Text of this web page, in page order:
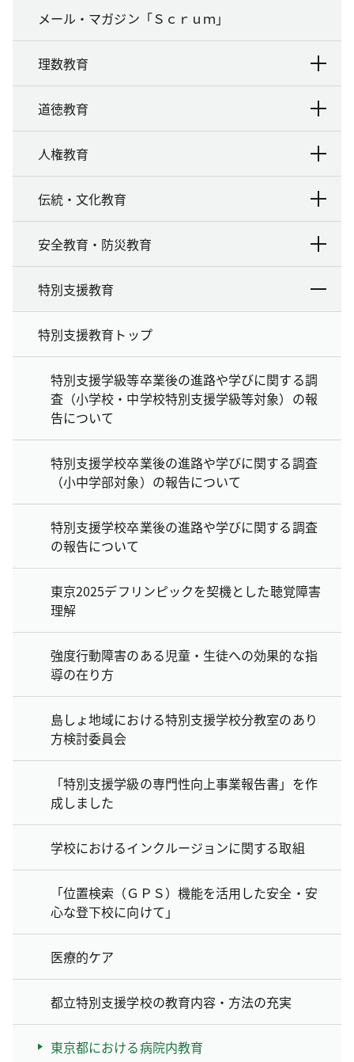
メール・マガジン「Ｓｃｒｕｍ」
理数教育
道徳教育
人権教育
伝統・文化教育
安全教育・防災教育
特別支援教育
特別支援教育トップ
特別支援学級等卒業後の進路や学びに関する調
査（小学校・中学校特別支援学級等対象）の報
告について
特別支援学校卒業後の進路や学びに関する調査
（小中学部対象）の報告について
特別支援学校卒業後の進路や学びに関する調査
の報告について
東京2025デフリンピックを契機とした聴覚障害
理解
強度行動障害のある児童・生徒への効果的な指
導の在り方
島しょ地域における特別支援学校分教室のあり
方検討委員会
「特別支援学級の専門性向上事業報告書」を作
成しました
学校におけるインクルージョンに関する取組
「位置検索（ＧＰＳ）機能を活用した安全・安
心な登下校に向けて」
医療的ケア
都立特別支援学校の教育内容・方法の充実
東京都における病院内教育